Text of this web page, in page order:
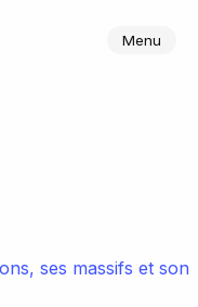
Menu
ses massifs et son